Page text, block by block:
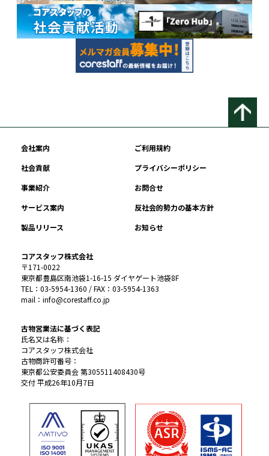
会社案内
ご利用規約
社会貢献
プライバシーポリシー
事業紹介
お問合せ
サービス案内
反社会的勢力の基本方針
製品リリース
お知らせ
コアスタッフ株式会社
〒171-0022
東京都豊島区南池袋1-16-15 ダイヤゲート池袋8F
TEL：03-5954-1360 / FAX：03-5954-1363
mail：info@corestaff.co.jp
古物営業法に基づく表記
氏名又は名称：
コアスタッフ株式会社
古物商許可番号：
東京都公安委員会 第305511408430号
交付 平成26年10月7日